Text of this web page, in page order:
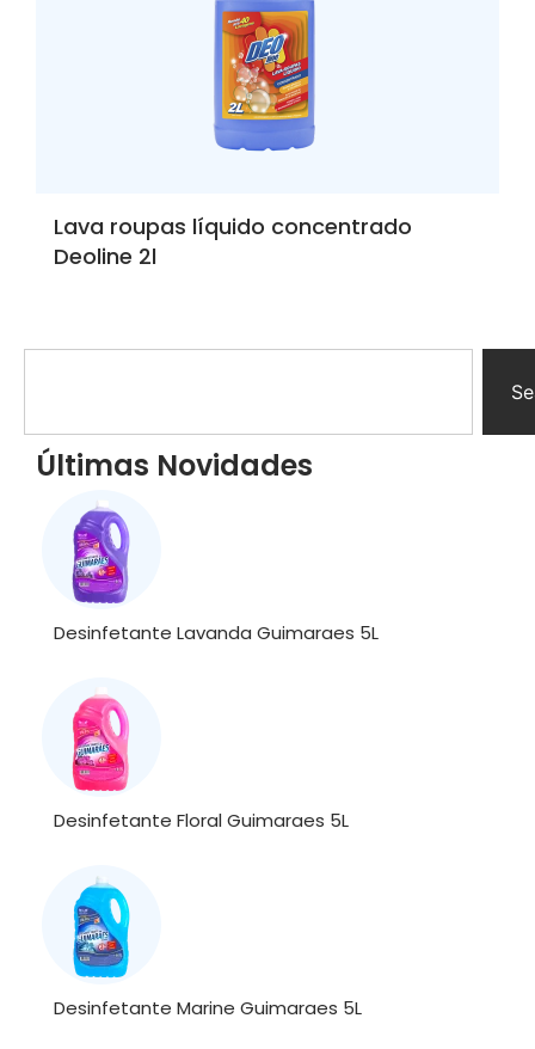
Lava roupas líquido concentrado
Deoline 2l
Últimas Novidades
Desinfetante Lavanda Guimaraes 5L
Desinfetante Floral Guimaraes 5L
Desinfetante Marine Guimaraes 5L